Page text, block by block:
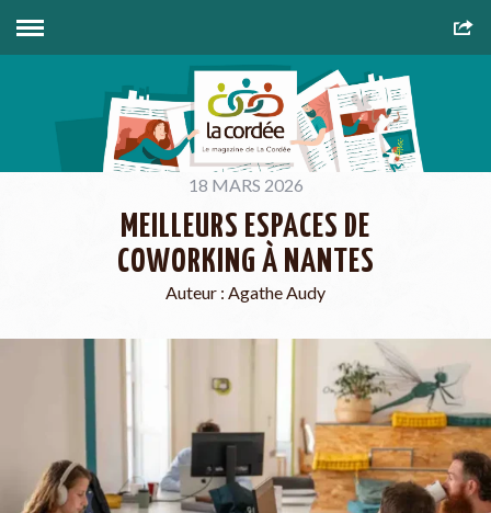
18 MARS 2026
MEILLEURS ESPACES DE
COWORKING À NANTES
Auteur : Agathe Audy